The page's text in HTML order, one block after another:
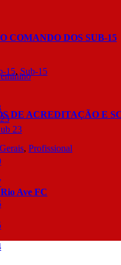
23
COMANDO DOS SUB-15
15,Sub-15
DE ACREDITAÇÃO E
, Profissional
Ave FC